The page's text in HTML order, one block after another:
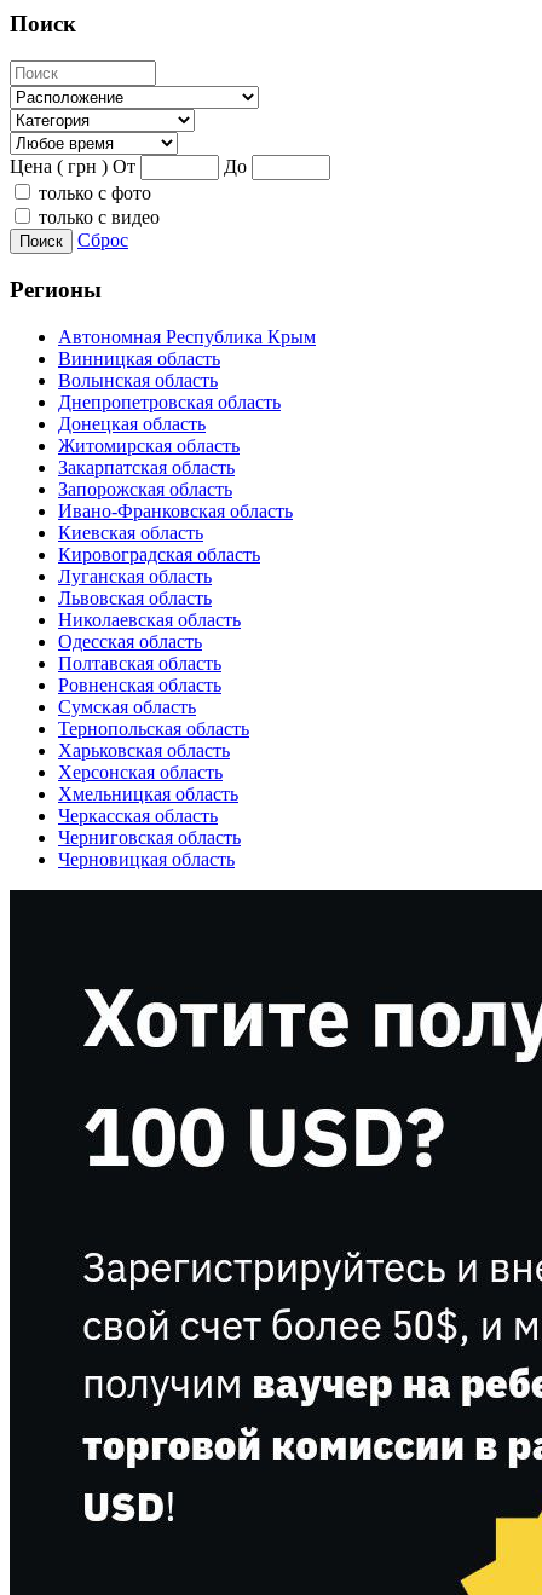
Поиск
Цена ( грн ) От
До
только с фото
только с видео
Поиск Сброс
Регионы
Автономная Республика Крым
Винницкая область
Волынская область
Днепропетровская область
Донецкая область
Житомирская область
Закарпатская область
Запорожская область
Ивано-Франковская область
Киевская область
Кировоградская область
Луганская область
Львовская область
Николаевская область
Одесская область
Полтавская область
Ровненская область
Сумская область
Тернопольская область
Харьковская область
Херсонская область
Хмельницкая область
Черкасская область
Черниговская область
Черновицкая область